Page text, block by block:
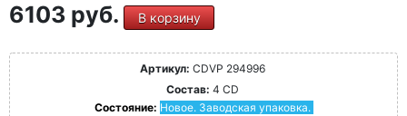
6103 руб. В корзину
Артикул: CDVP 294996
Состав: 4 CD
Состояние: Новое. Заводская упаковка.